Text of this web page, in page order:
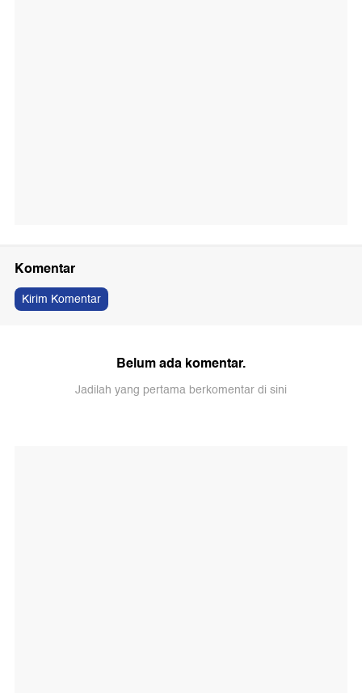
Komentar
Kirim Komentar
Belum ada komentar.
Jadilah yang pertama berkomentar di sini